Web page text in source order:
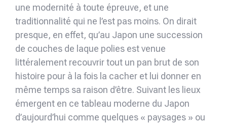
une modernité à toute épreuve, et une
traditionnalité qui ne l’est pas moins. On dirait
presque, en effet, qu’au Japon une succession
de couches de laque polies est venue
littéralement recouvrir tout un pan brut de son
histoire pour à la fois la cacher et lui donner en
même temps sa raison d’être. Suivant les lieux
émergent en ce tableau moderne du Japon
d’aujourd’hui comme quelques « paysages » ou